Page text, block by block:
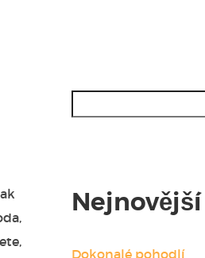
Dokonalé pohodlí